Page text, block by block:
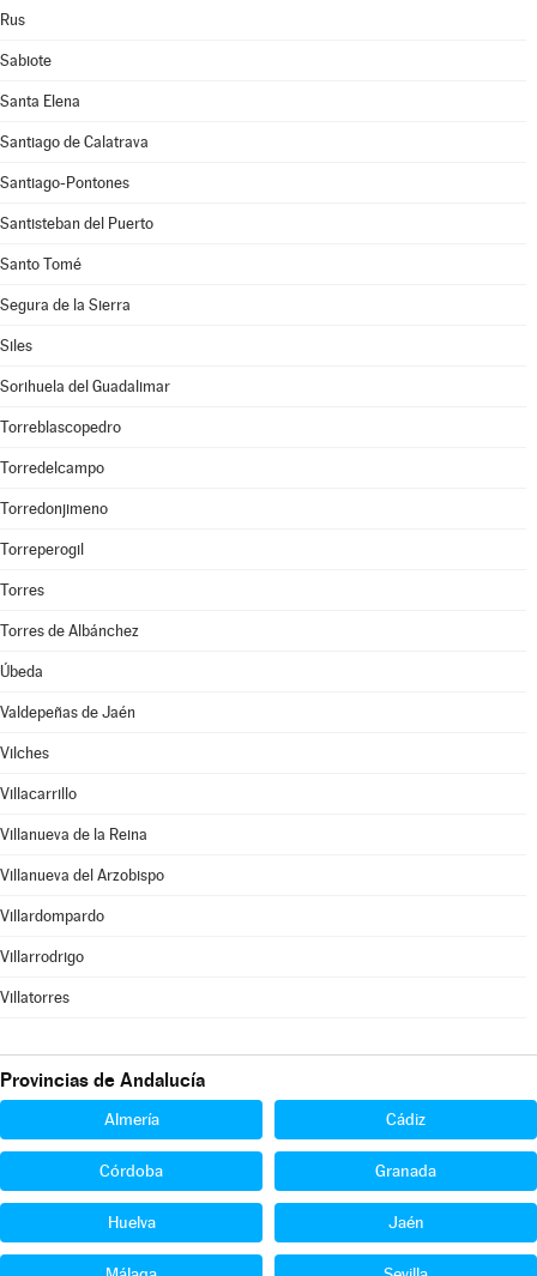
Rus
Sabiote
Santa Elena
Santiago de Calatrava
Santiago-Pontones
Santisteban del Puerto
Santo Tomé
Segura de la Sierra
Siles
Sorihuela del Guadalimar
Torreblascopedro
Torredelcampo
Torredonjimeno
Torreperogil
Torres
Torres de Albánchez
Úbeda
Valdepeñas de Jaén
Vilches
Villacarrillo
Villanueva de la Reina
Villanueva del Arzobispo
Villardompardo
Villarrodrigo
Villatorres
Provincias de Andalucía
Almería Cádiz
Córdoba Granada
Huelva Jaén